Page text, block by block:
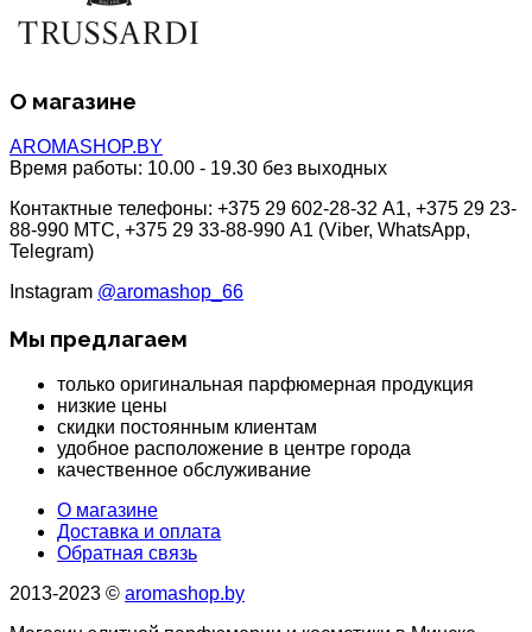
О магазине
AROMASHOP.BY
Время работы: 10.00 - 19.30 без выходных
Контактные телефоны: +375 29 602-28-32 A1, +375 29 23-
88-990 МТС, +375 29 33-88-990 A1 (Viber, WhatsApp,
Telegram)
Instagram @aromashop_66
Мы предлагаем
только оригинальная парфюмерная продукция
низкие цены
скидки постоянным клиентам
удобное расположение в центре города
качественное обслуживание
О магазине
Доставка и оплата
Обратная связь
2013-2023 © aromashop.by